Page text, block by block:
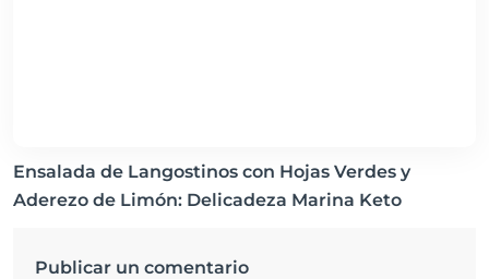
Ensalada de Langostinos con Hojas Verdes y
Aderezo de Limón: Delicadeza Marina Keto
Publicar un comentario